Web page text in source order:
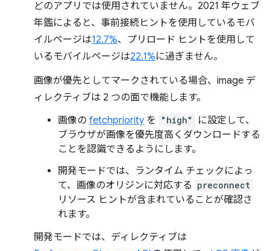
どのアプリでは使用されていません。2021 年ウェブ
年鑑によると、事前接続ヒントを使用しているモバ
イルページは12.7%、プリロード ヒントを使用して
いるモバイルページは22.1%に過ぎません。
画像が優先としてマークされている場合、image デ
ィレクティブは 2 つの面で機能します。
画像の fetchpriority を "high"
に設定して、
ブラウザが画像を優先度高くダウンロードする
ことを認識できるようにします。
開発モードでは、ランタイム チェックによっ
て、画像のオリジンに対応する preconnect
リソース ヒントが含まれていることが確認さ
れます。
開発モードでは、ディレクティブは